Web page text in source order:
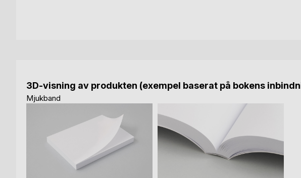
3D-visning av produkten (exempel baserat på bokens
Mjukband